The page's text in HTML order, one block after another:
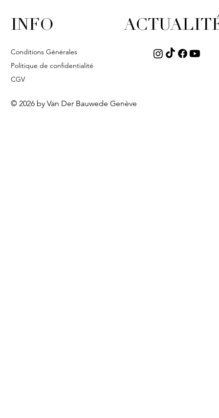
INFO
Conditions Générales
Politique de confidentialité
CGV
© 2026 by Van Der Bauwede Genève